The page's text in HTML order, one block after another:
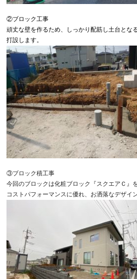
②ブロック工事
頑丈な壁を作るため、しっかり配筋し土台とな
打設します。
③ブロック積工事
今回のブロックは化粧ブロック『スクエアＣ』
コストパフォーマンスに優れ、お洒落なデザイン